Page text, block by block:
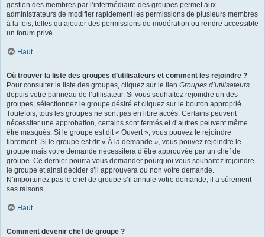
gestion des membres par l’intermédiaire des groupes permet aux
administrateurs de modifier rapidement les permissions de plusieurs membres
à la fois, telles qu’ajouter des permissions de modération ou rendre accessible
un forum privé.
Haut
Où trouver la liste des groupes d’utilisateurs et comment les rejoindre ?
Pour consulter la liste des groupes, cliquez sur le lien Groupes d’utilisateurs
depuis votre panneau de l’utilisateur. Si vous souhaitez rejoindre un des
groupes, sélectionnez le groupe désiré et cliquez sur le bouton approprié.
Toutefois, tous les groupes ne sont pas en libre accès. Certains peuvent
nécessiter une approbation, certains sont fermés et d’autres peuvent même
être masqués. Si le groupe est dit « Ouvert », vous pouvez le rejoindre
librement. Si le groupe est dit « À la demande », vous pouvez rejoindre le
groupe mais votre demande nécessitera d’être approuvée par un chef de
groupe. Ce dernier pourra vous demander pourquoi vous souhaitez rejoindre
le groupe et ainsi décider s’il approuvera ou non votre demande.
N’importunez pas le chef de groupe s’il annule votre demande, il a sûrement
ses raisons.
Haut
Comment devenir chef de groupe ?